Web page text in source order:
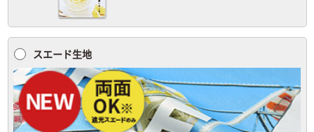
スエード生地